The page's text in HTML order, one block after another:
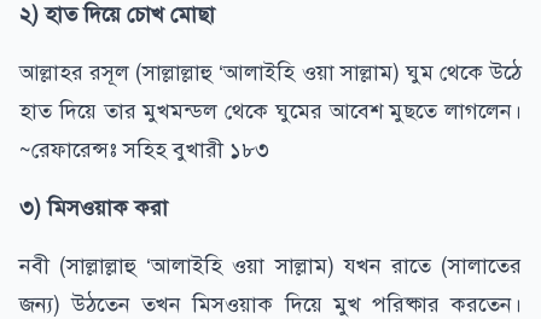
২) হাত দিয়ে চোখ মোছা
আল্লাহর রসূল (সাল্লাল্লাহু ‘আলাইহি ওয়া সাল্লাম) ঘুম থেকে উঠে
হাত দিয়ে তার মুখমন্ডল থেকে ঘুমের আবেশ মুছতে লাগলেন।
~রেফারেন্সঃ সহিহ বুখারী ১৮৩
৩) মিসওয়াক করা
নবী (সাল্লাল্লাহু ‘আলাইহি ওয়া সাল্লাম) যখন রাতে (সালাতের
জন্য) উঠতেন তখন মিসওয়াক দিয়ে মুখ পরিষ্কার করতেন।